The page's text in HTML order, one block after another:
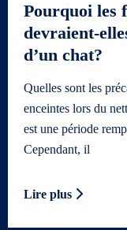
Pourquoi les
devraient-
d’un chat?
Quelles sont les
enceintes lors du
est une période
Cependant, il
Lire plus